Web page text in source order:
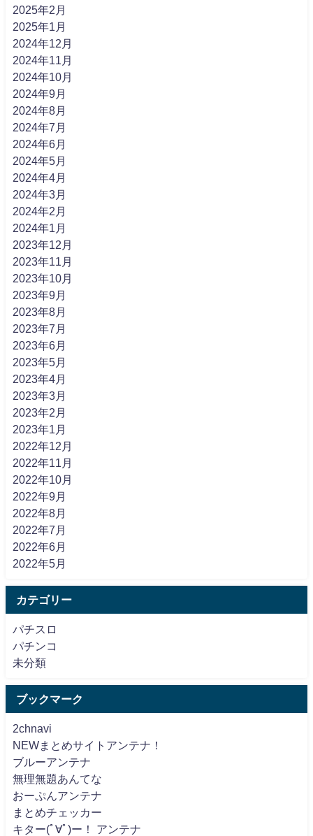
2025年2月
2025年1月
2024年12月
2024年11月
2024年10月
2024年9月
2024年8月
2024年7月
2024年6月
2024年5月
2024年4月
2024年3月
2024年2月
2024年1月
2023年12月
2023年11月
2023年10月
2023年9月
2023年8月
2023年7月
2023年6月
2023年5月
2023年4月
2023年3月
2023年2月
2023年1月
2022年12月
2022年11月
2022年10月
2022年9月
2022年8月
2022年7月
2022年6月
2022年5月
カテゴリー
パチスロ
パチンコ
未分類
ブックマーク
2chnavi
NEWまとめサイトアンテナ！
ブルーアンテナ
無理無題あんてな
おーぷんアンテナ
まとめチェッカー
キター(ﾟ∀ﾟ)ー！ アンテナ